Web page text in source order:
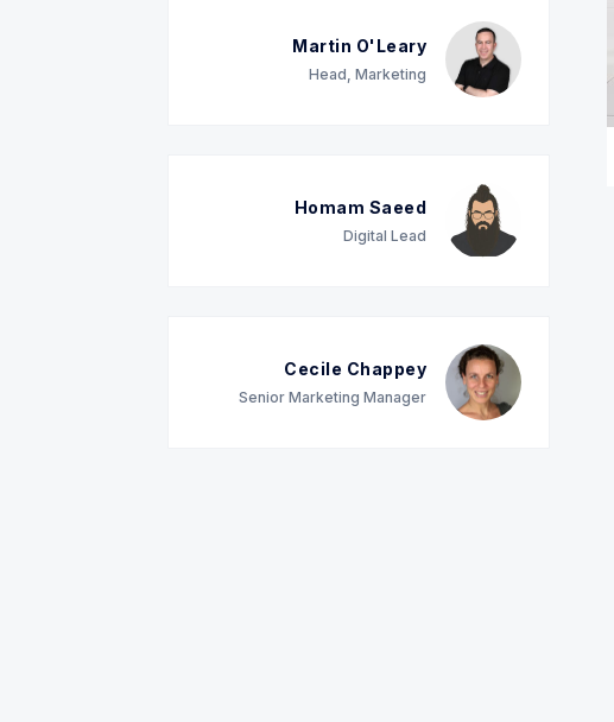
Martin O'Leary
Head, Marketing
Homam Saeed
Digital Lead
Cecile Chappey
Senior Marketing Manager